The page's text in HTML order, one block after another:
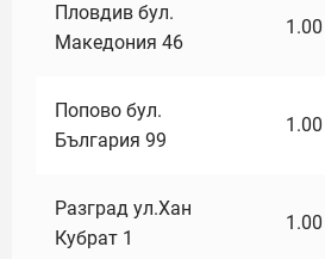
Пловдив бул.
Македония 46
1.00
Попово бул.
България 99
1.00
Разград ул.Хан
Кубрат 1
1.00